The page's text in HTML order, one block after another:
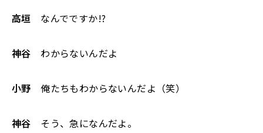
高垣 なんでですか!?
神谷 わからないんだよ
小野 俺たちもわからないんだよ（笑）
神谷 そう、急になんだよ。